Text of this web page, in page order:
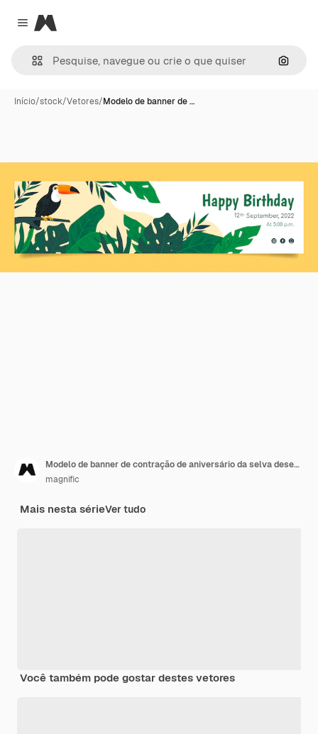
Close menu
Magnific
Início/stock/Vetores/Modelo de banner de …
Modelo de banner de contração de aniversário da selva desenhado à mão
magnific
Mais nesta sérieVer tudo
Você também pode gostar destes vetores